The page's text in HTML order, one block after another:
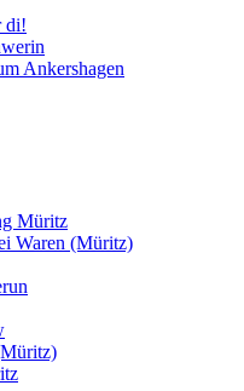
di!
Ankershagen
Müritz
Waren (Müritz)